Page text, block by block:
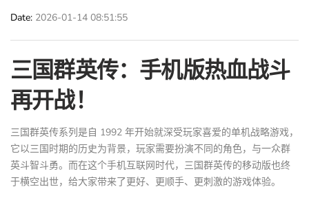
Date 2026-01-14 08:51:55
三国群英传：手机版热血战斗
再开战！
三国群英传系列是自 1992 年开始就深受玩家喜爱的单机战略游戏，
它以三国时期的历史为背景，玩家需要扮演不同的角色，与一众群
英斗智斗勇。而在这个手机互联网时代，三国群英传的移动版也终
于横空出世，给大家带来了更好、更顺手、更刺激的游戏体验。